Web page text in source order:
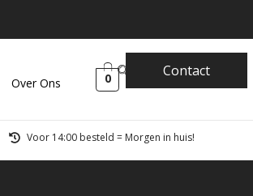
Over Ons
0 Contact
Voor 14:00 besteld = Morgen in huis!